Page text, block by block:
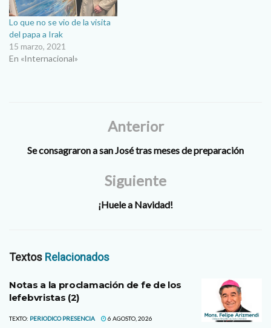
Lo que no se vio de la visita
del papa a Irak
15 marzo, 2021
En «Internacional»
Anterior
Se consagraron a san José tras meses de preparación
Siguiente
¡Huele a Navidad!
Textos Relacionados
Notas a la proclamación de fe de los
lefebvristas (2)
TEXTO: PERIODICO PRESENCIA 6 AGOSTO, 2026